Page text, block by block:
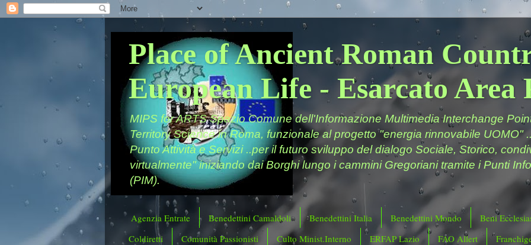
Place of Ancient Roman
European Life - Esarcato Area
MIPS for ARTS Spazio Comune dell'Informazione Multimedia Interchange
Territory Science in Roma, funzionale al progetto "energia rinnovabile UOMO"
Punto Attività e Servizi ..per il futuro sviluppo del dialogo Sociale, Storico,
virtualmente" iniziando dai Borghi lungo i cammini Gregoriani tramite i Punti
(PIM).
Agenzia Entrate Benedettini Camaldoli Benedettini Italia Benedettini Mondo
Beni
Coldiretti
Comunità Passionisti Culto Minist.Interno ERFAP Lazio FAO Allert